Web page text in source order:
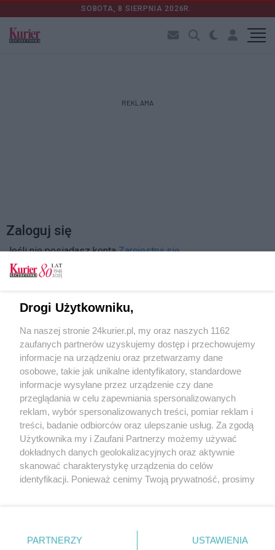
SOBOTA, 8 SIERPNIA 2026R.
REKLAMA
Zaloguj się
Jeśli nie posiadasz kontaZarejestruj się
Zapamiętać?
Zaloguj
Zapomniałem hasła
Copyright © 2022 Kurier Szczeciński sp. z o.o.
Drogi Użytkowniku,
Na naszej stronie 24kurier.pl, my oraz naszych 1162
zaufanych partnerów uzyskujemy dostęp i przechowujemy
informacje na urządzeniu oraz przetwarzamy dane
osobowe, takie jak unikalne identyfikatory, standardowe
informacje wysyłane przez urządzenie czy dane
przeglądania w celu zapewniania spersonalizowanych
reklam, wybór spersonalizowanych treści, pomiar reklam i
treści, badanie odbiorców oraz ulepszanie usług. Za zgodą
Użytkownika my i Zaufani Partnerzy możemy używać
dokładnych danych geolokalizacyjnych oraz aktywnie
skanować charakterystykę urządzenia do celów
identyfikacji. Ponieważ cenimy Twoją prywatność, prosimy
prywatności znajdujący się w lewym dolnym rogu strony
. Niektóre rodzaje przetwarzania danych nie wymagają
PARTNERZY USTAWIENIA